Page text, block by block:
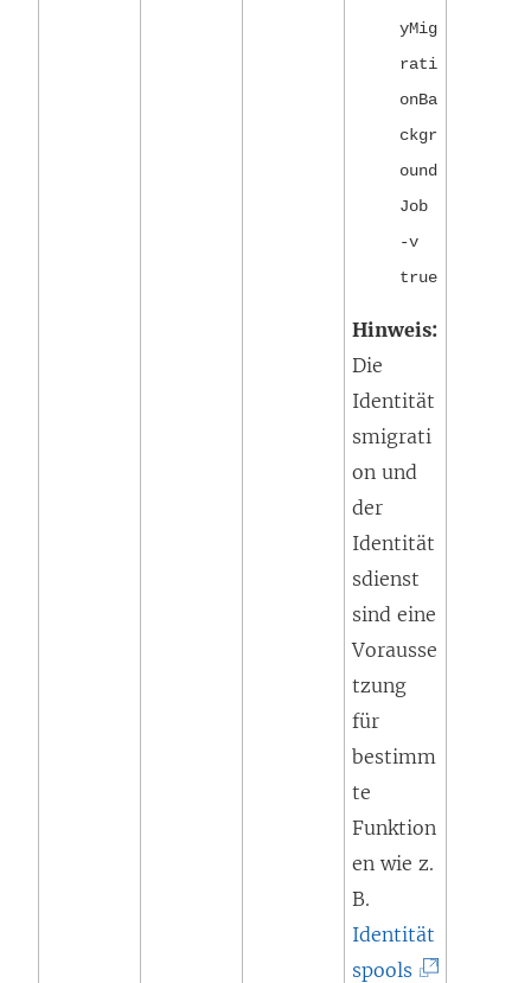
yMig
rati
onBa
ckgr
ound
Job
-v
true
Hinweis:
Die
Identität
smigrati
on und
der
Identität
sdienst
sind eine
Vorausse
tzung
für
bestimm
te
Funktion
en wie z.
B.
Identität
spools